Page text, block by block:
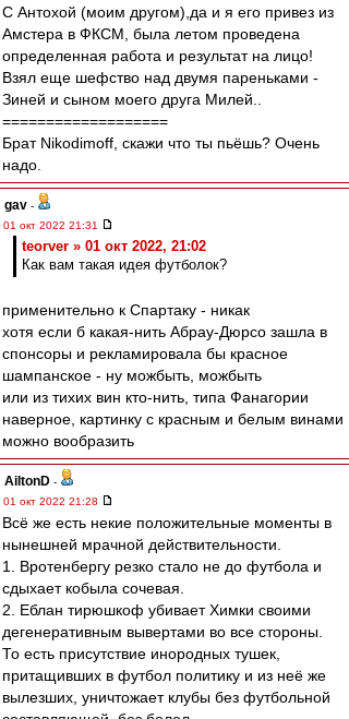
С Антохой (моим другом),да и я его привез из
Амстера в ФКСМ, была летом проведена
определенная работа и результат на лицо!
Взял еще шефство над двумя пареньками -
Зиней и сыном моего друга Милей..
===================
Брат Nikodimoff, скажи что ты пьёшь? Очень
надо.
gav -
01 окт 2022 21:31
teorver » 01 окт 2022, 21:02
Как вам такая идея футболок?
применительно к Спартаку - никак
хотя если б какая-нить Абрау-Дюрсо зашла в
спонсоры и рекламировала бы красное
шампанское - ну можбыть, можбыть
или из тихих вин кто-нить, типа Фанагории
наверное, картинку с красным и белым винами
можно вообразить
AiltonD -
01 окт 2022 21:28
Всё же есть некие положительные моменты в
нынешней мрачной действительности.
1. Вротенбергу резко стало не до футбола и
сдыхает кобыла сочевая.
2. Еблан тирюшкоф убивает Химки своими
дегенеративным вывертами во все стороны.
То есть присутствие инородных тушек,
притащивших в футбол политику и из неё же
вылезших, уничтожает клубы без футбольной